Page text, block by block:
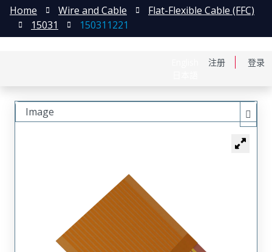
注册 登录
Home Wire and Cable
Flat-Flexible Cable (FFC)
15031
150311221
Image